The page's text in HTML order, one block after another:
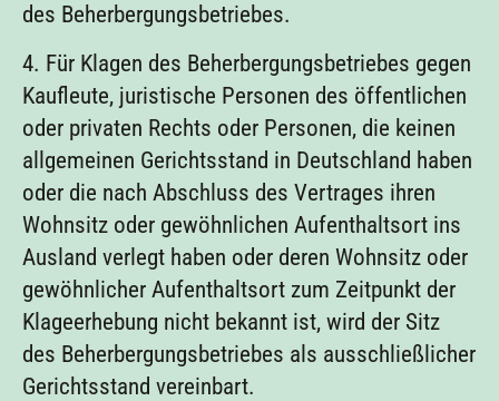
des Beherbergungsbetriebes.
4. Für Klagen des Beherbergungsbetriebes gegen
Kaufleute, juristische Personen des öffentlichen
oder privaten Rechts oder Personen, die keinen
allgemeinen Gerichtsstand in Deutschland haben
oder die nach Abschluss des Vertrages ihren
Wohnsitz oder gewöhnlichen Aufenthaltsort ins
Ausland verlegt haben oder deren Wohnsitz oder
gewöhnlicher Aufenthaltsort zum Zeitpunkt der
Klageerhebung nicht bekannt ist, wird der Sitz
des Beherbergungsbetriebes als ausschließlicher
Gerichtsstand vereinbart.